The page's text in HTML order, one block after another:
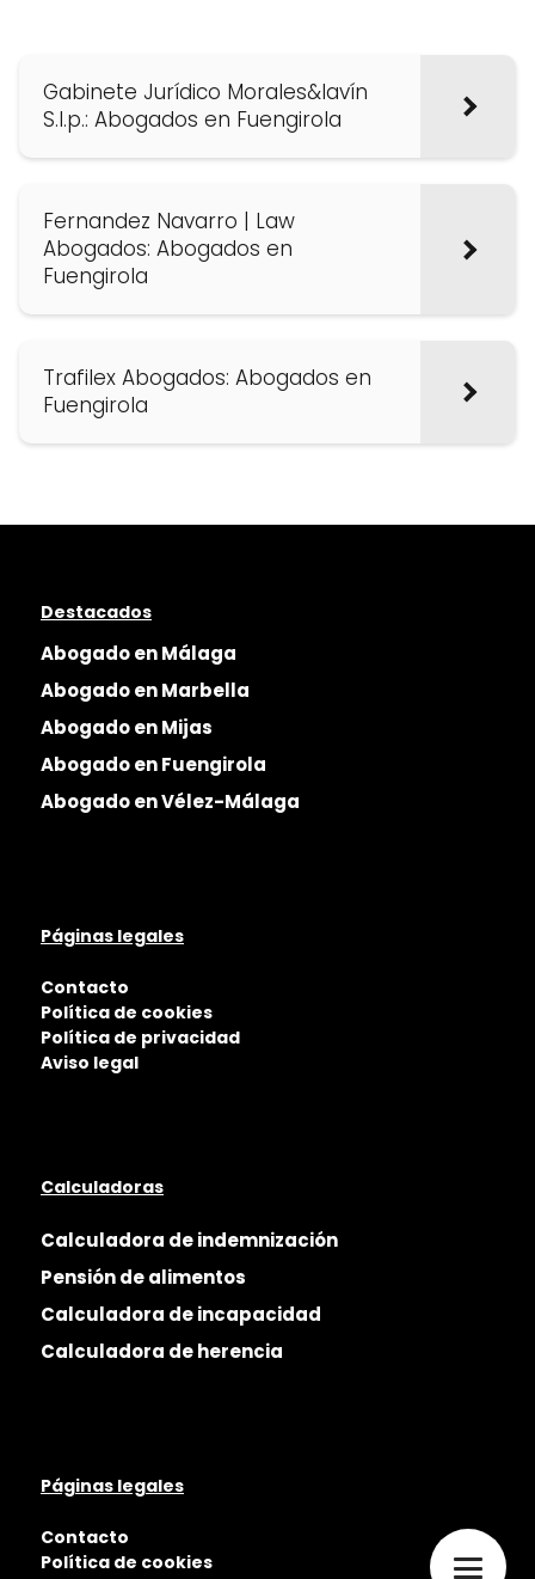
Gabinete Jurídico Morales&lavín
S.l.p.: Abogados en Fuengirola
Fernandez Navarro | Law
Abogados: Abogados en
Fuengirola
Trafilex Abogados: Abogados en
Fuengirola
Destacados
Abogado en Málaga
Abogado en Marbella
Abogado en Mijas
Abogado en Fuengirola
Abogado en Vélez-Málaga
Páginas legales
Contacto
Política de cookies
Política de privacidad
Aviso legal
Calculadoras
Calculadora de indemnización
Pensión de alimentos
Calculadora de incapacidad
Calculadora de herencia
Páginas legales
Contacto
Política de cookies